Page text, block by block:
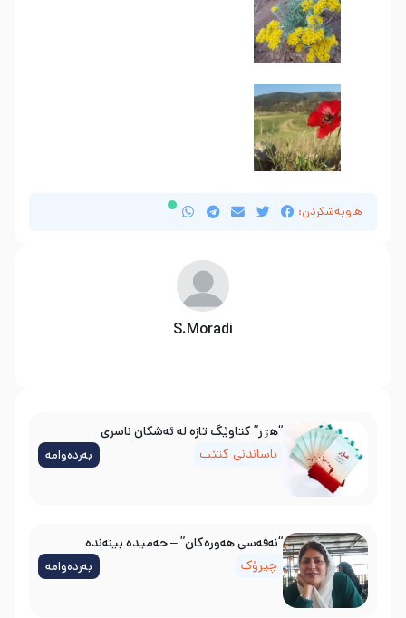
هاوبەشکردن:
S.Moradi
“هۊر” کتاوێگ تازە لە ئەشکان ناسری
ناساندنی کتێب
بەردەوامە
“نەفەسی هەورەکان” – حەمیدە بینەندە
چیرۆک
بەردەوامە